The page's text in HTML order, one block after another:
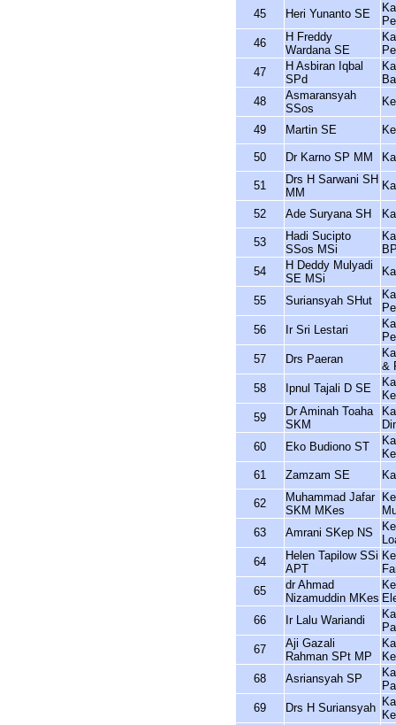
45 Heri Yunanto SE
46
H Freddy
Wardana SE
47
H Asbiran Iqbal
SPd
48
Asmaransyah
SSos
49 Martin SE
50 Dr Karno SP MM
51
Drs H Sarwani SH
MM
52 Ade Suryana SH
53
Hadi Sucipto
SSos MSi
54
H Deddy Mulyadi
SE MSi
55 Suriansyah SHut
56
Ir Sri Lestari
57
Drs Paeran
&
58
Ipnul Tajali D SE
59
Dr Aminah Toaha
SKM
60
Eko Budiono ST
61
Zamzam SE
62
Muhammad Jafar
SKM MKes
63
Amrani SKep NS
64
Helen Tapilow SSi
APT
65
dr Ahmad
Nizamuddin MKes
66
Ir Lalu Wariandi
67
Aji Gazali
Rahman SPt MP
68
Asriansyah SP
69
Drs H Suriansyah